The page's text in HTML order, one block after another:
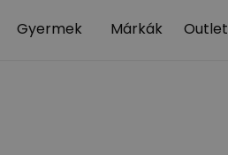
Gyermek Márkák Outlet